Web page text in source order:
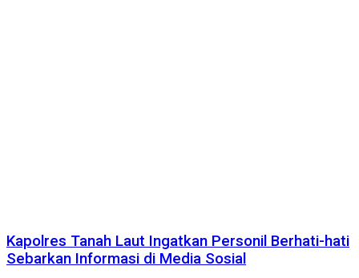
Kapolres Tanah Laut Ingatkan Personil Berhati-hati
Sebarkan Informasi di Media Sosial